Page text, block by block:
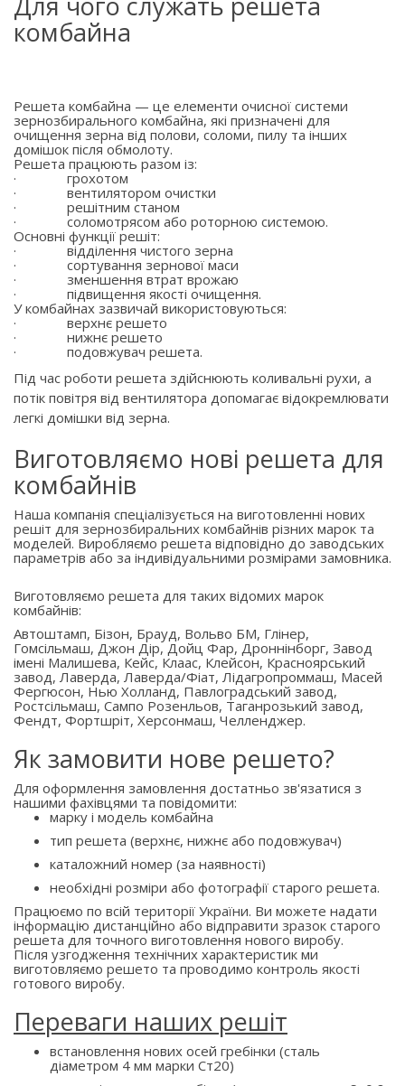
комбайна
Решета комбайна — це елементи очисної системи
зернозбирального комбайна, які призначені для
очищення зерна від полови, соломи, пилу та інших
домішок після обмолоту.
Решета працюють разом із:
·
грохотом
·
вентилятором очистки
·
решітним станом
·
соломотрясом або роторною системою.
Основні функції решіт:
·
відділення чистого зерна
·
сортування зернової маси
·
зменшення втрат врожаю
·
підвищення якості очищення.
У комбайнах зазвичай використовуються:
·
верхнє решето
·
нижнє решето
·
подовжувач решета.
Під час роботи решета здійснюють коливальні рухи, а
потік повітря від вентилятора допомагає відокремлювати
легкі домішки від зерна.
Виготовляємо нові решета для
комбайнів
Наша компанія спеціалізується на виготовленні нових
решіт для зернозбиральних комбайнів різних марок та
моделей. Виробляємо решета відповідно до заводських
параметрів або за індивідуальними розмірами замовника.
Виготовляємо решета для таких відомих марок
комбайнів:
Автоштамп, Бізон, Брауд, Вольво БМ, Глінер,
Гомсільмаш, Джон Дір, Дойц Фар, Дроннінборг, Завод
імені Малишева, Кейс, Клаас, Клейсон, Красноярський
завод, Лаверда, Лаверда/Фіат, Лідагропроммаш, Масей
Фергюсон, Нью Холланд, Павлоградський завод,
Ростсільмаш, Сампо Розенльов, Таганрозький завод,
Фендт, Фортшріт, Херсонмаш, Челленджер.
Як замовити нове решето?
Для оформлення замовлення достатньо зв'язатися з
нашими фахівцями та повідомити:
марку і модель комбайна
тип решета (верхнє, нижнє або подовжувач)
каталожний номер (за наявності)
необхідні розміри або фотографії старого решета.
Працюємо по всій території України. Ви можете надати
інформацію дистанційно або відправити зразок старого
решета для точного виготовлення нового виробу.
Після узгодження технічних характеристик ми
виготовляємо решето та проводимо контроль якості
готового виробу.
Переваги наших решіт
встановлення нових осей гребінки (сталь
діаметром 4 мм марки Ст20)